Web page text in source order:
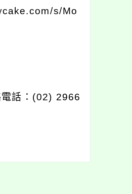
s/Mo
話：(02) 2966